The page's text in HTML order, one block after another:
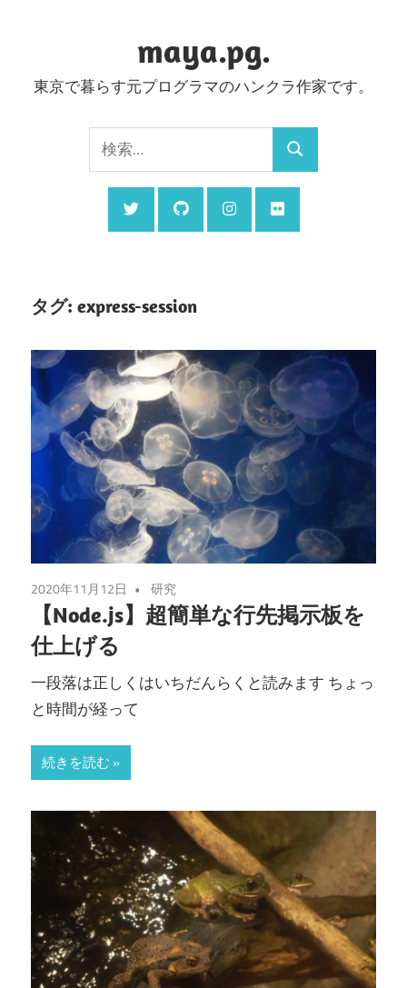
ン
maya.pg.
東京で暮らす元プログラマのハンクラ作家です。
索:
検
索
タグ: express-session
2020年11月12日 研究
【Node.js】超簡単な行先掲示板を
仕上げる
一段落は正しくはいちだんらくと読みます ちょっ
と時間が経って
続きを読む